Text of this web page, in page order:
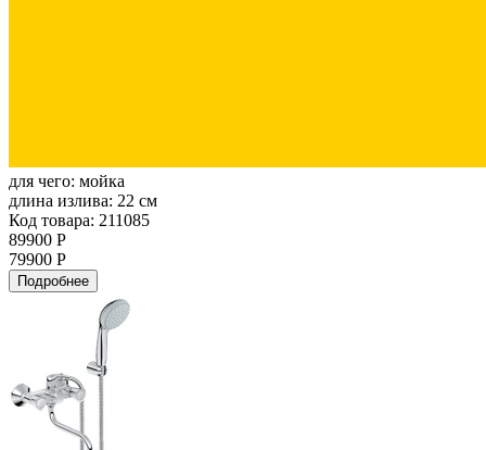
для чего: мойка
длина излива: 22 см
Код товара: 211085
89900 Р
79900 Р
Подробнее